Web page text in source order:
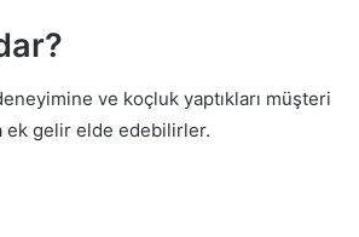
ve koçluk yaptıkları müşteri
ek gelir elde edebilirler.